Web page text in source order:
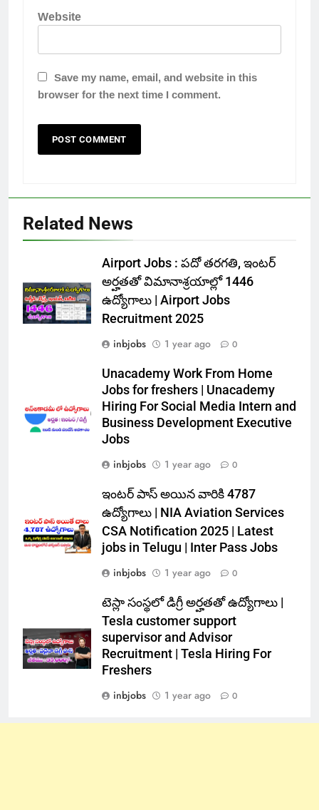
Website
Save my name, email, and website in this
browser for the next time I comment.
Related News
Airport Jobs : పదో తరగతి, ఇంటర్
అర్హతతో విమానాశ్రయాల్లో 1446
ఉద్యోగాలు | Airport Jobs
Recruitment 2025
inbjobs
1 year ago 0
Unacademy Work From Home
Jobs for freshers | Unacademy
Hiring For Social Media Intern and
Business Development Executive
Jobs
inbjobs
1 year ago 0
ఇంటర్ పాస్ అయిన వారికి 4787
ఉద్యోగాలు | NIA Aviation Services
CSA Notification 2025 | Latest
jobs in Telugu | Inter Pass Jobs
inbjobs
1 year ago 0
టెస్లా సంస్థలో డిగ్రీ అర్హతతో ఉద్యోగాలు |
Tesla customer support
supervisor and Advisor
Recruitment | Tesla Hiring For
Freshers
inbjobs
1 year ago 0